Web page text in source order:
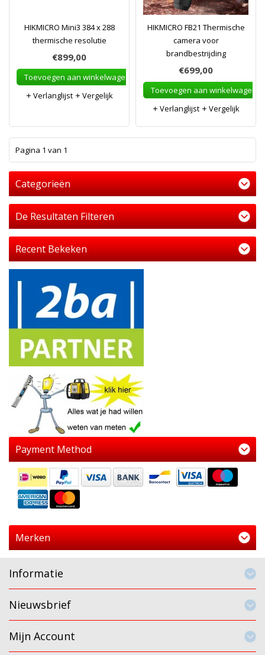
HIKMICRO Mini3 384 x 288
thermische resolutie
€899,00
Toevoegen aan winkelwagen
Verlanglijst
Vergelijk
HIKMICRO FB21 Thermische
camera voor
brandbestrijding
€699,00
Toevoegen aan winkelwagen
Verlanglijst
Vergelijk
Pagina 1 van 1
Categorieën
De Resultaten Filteren
Recent Bekeken
Payment Method
Merken
Informatie
Nieuwsbrief
Mijn Account